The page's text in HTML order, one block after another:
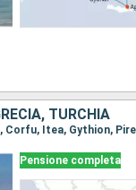
TURCHIA
Pensione completa